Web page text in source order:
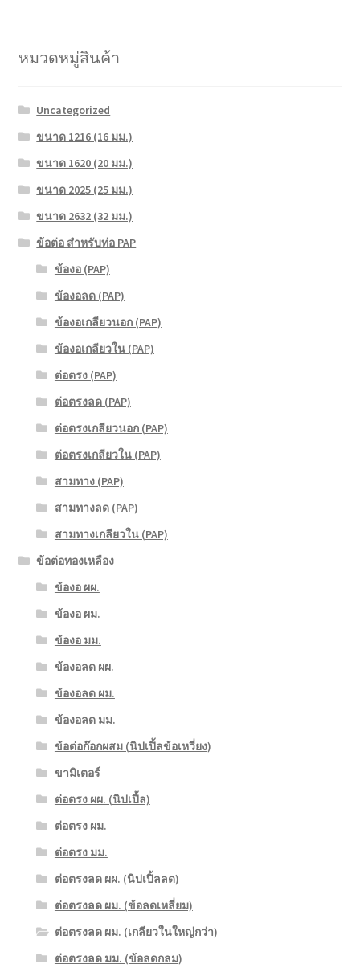
หมวดหมู่สินค้า
Uncategorized
ขนาด 1216 (16 มม.)
ขนาด 1620 (20 มม.)
ขนาด 2025 (25 มม.)
ขนาด 2632 (32 มม.)
ข้อต่อ สำหรับท่อ PAP
ข้องอ (PAP)
ข้องอลด (PAP)
ข้องอเกลียวนอก (PAP)
ข้องอเกลียวใน (PAP)
ต่อตรง (PAP)
ต่อตรงลด (PAP)
ต่อตรงเกลียวนอก (PAP)
ต่อตรงเกลียวใน (PAP)
สามทาง (PAP)
สามทางลด (PAP)
สามทางเกลียวใน (PAP)
ข้อต่อทองเหลือง
ข้องอ ผผ.
ข้องอ ผม.
ข้องอ มม.
ข้องอลด ผผ.
ข้องอลด ผม.
ข้องอลด มม.
ข้อต่อก๊อกผสม (นิปเปิ้ลข้อเหวี่ยง)
ขามิเตอร์
ต่อตรง ผผ. (นิปเปิ้ล)
ต่อตรง ผม.
ต่อตรง มม.
ต่อตรงลด ผผ. (นิปเปิ้ลลด)
ต่อตรงลด ผม. (ข้อลดเหลี่ยม)
ต่อตรงลด ผม. (เกลียวในใหญ่กว่า)
ต่อตรงลด มม. (ข้อลดกลม)